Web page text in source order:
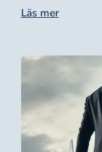
Läs mer